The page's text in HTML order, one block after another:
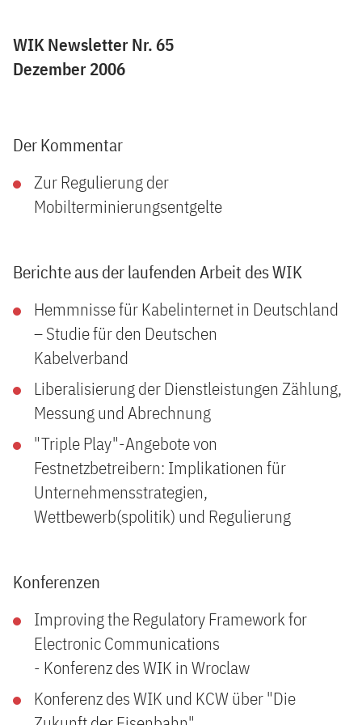
WIK Newsletter Nr. 65
Dezember 2006
Der Kommentar
Zur Regulierung der
Mobilterminierungsentgelte
Berichte aus der laufenden Arbeit des WIK
Hemmnisse für Kabelinternet in Deutschland
– Studie für den Deutschen
Kabelverband
Liberalisierung der Dienstleistungen Zählung,
Messung und Abrechnung
"Triple Play"-Angebote von
Festnetzbetreibern: Implikationen für
Unternehmensstrategien,
Wettbewerb(spolitik) und Regulierung
Konferenzen
Improving the Regulatory Framework for
Electronic Communications
- Konferenz des WIK in Wroclaw
Konferenz des WIK und KCW über "Die